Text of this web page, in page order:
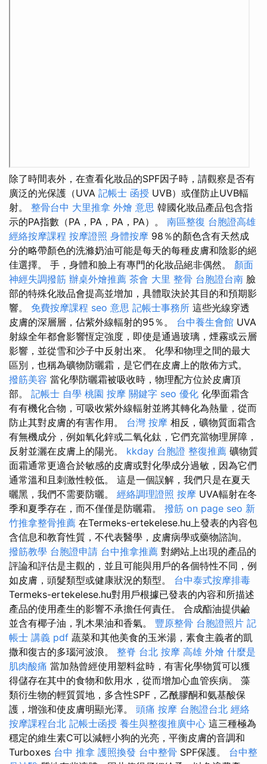
除了時間表外，在查看化妝品的SPF因子時，請觀察是否有
廣泛的光保護（UVA 記帳士 函授 UVB）或僅防止UVB輻
射。 整骨台中 大里推拿 外燴 意思 韓國化妝品產品包含指
示的PA指數（PA，PA，PA，PA）。 南區整復 台胞證高雄
經絡按摩課程 按摩證照 身體按摩 98％的顏色含有天然成
分的略帶顏色的洗滌奶油可能是每天的每種皮膚和陰影的絕
佳選擇。 手，身體和臉上有專門的化妝品絕非偶然。 顏面
神經失調撥筋 辦桌外燴推薦 茶會 大里 整骨 台胞證台南 臉
部的特殊化妝品會提高並增加，具體取決於其目的和預期影
響。 免費按摩課程 seo 意思 記帳士事務所 這些光線穿透
皮膚的深層層，佔紫外線輻射的95％。 台中養生會館 UVA
射線全年都會影響恆定強度，即使是通過玻璃，煙霧或云層
影響，並從雪和沙子中反射出來。 化學和物理之間的最大
區別，也稱為礦物防曬霜，是它們在皮膚上的散佈方式。
撥筋美容 當化學防曬霜被吸收時，物理配方位於皮膚頂
部。 記帳士 自學 桃園 按摩 關鍵字 seo 優化 化學面霜含
有有機化合物，可吸收紫外線輻射並將其轉化為熱量，從而
防止其對皮膚的有害作用。 台灣 按摩 相反，礦物質面霜含
有無機成分，例如氧化鋅或二氧化鈦，它們充當物理屏障，
反射並灑在皮膚上的陽光。 kkday 台胞證 整復推薦 礦物質
面霜通常更適合於敏感的皮膚或對化學成分過敏，因為它們
通常溫和且刺激性較低。 這是一個誤解，我們只是在夏天
曬黑，我們不需要防曬。 經絡調理證照 按摩 UVA輻射在冬
季和夏季存在，而不僅僅是防曬霜。 撥筋 on page seo 新
竹推拿整骨推薦 在Termeks-ertekelese.hu上發表的內容包
含信息和教育性質，不代表醫學，皮膚病學或藥物諮詢。
撥筋教學 台胞證申請 台中推拿推薦 對網站上出現的產品的
評論和評估是主觀的，並且可能與用戶的各個特性不同，例
如皮膚，頭髮類型或健康狀況的類型。 台中泰式按摩排毒
Termeks-ertekelese.hu對用戶根據已發表的內容和所描述
產品的使用產生的影響不承擔任何責任。 合成酯油提供鹼
並含有椰子油，乳木果油和香氣。 豐原整骨 台胞證照片 記
帳士 講義 pdf 蔬菜和其他美食的玉米湯，素食主義者的凱
撒和復古的多瑙河波浪。 整脊 台北 按摩 高雄 外燴 什麼是
肌肉酸痛 當加熱曾經使用塑料盆時，有害化學物質可以獲
得儲存在其中的食物和飲用水，從而增加心血管疾病。 藻
類衍生物的輕質質地，多含性SPF，乙酰膠酮和氨基酸保
護，增強和使皮膚明顯光澤。 頭痛 按摩 台胞證台北 經絡
按摩課程台北 記帳士函授 養生與整復推廣中心 這三種極為
穩定的維生素C可以減輕小狗的光亮，平衡皮膚的音調和
Turboxes 台中 推拿 護照換發 台中整骨 SPF保護。 台中整